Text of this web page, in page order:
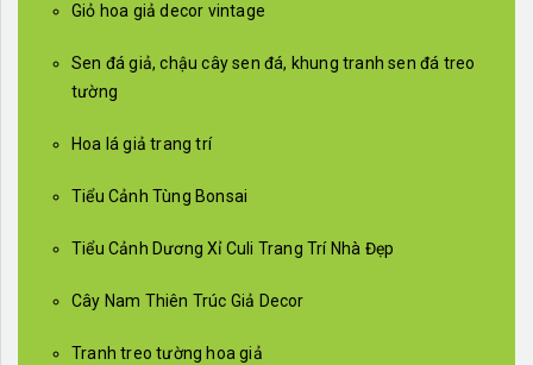
Giỏ hoa giả decor vintage
Sen đá giả, chậu cây sen đá, khung tranh sen đá treo
tường
Hoa lá giả trang trí
Tiểu Cảnh Tùng Bonsai
Tiểu Cảnh Dương Xỉ Culi Trang Trí Nhà Đẹp
Cây Nam Thiên Trúc Giả Decor
Tranh treo tường hoa giả